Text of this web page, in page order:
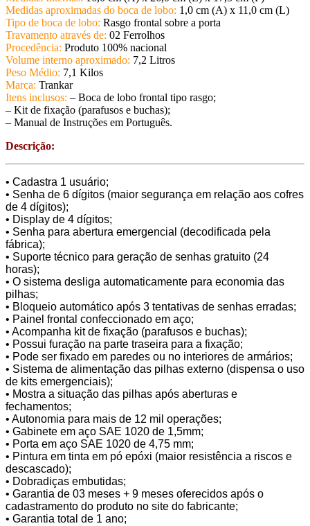
Medidas aproximadas do boca de lobo: 1,0 cm (A) x 11,0 cm (L)
Tipo de boca de lobo: Rasgo frontal sobre a porta
Travamento através de: 02 Ferrolhos
Procedência: Produto 100% nacional
Volume interno aproximado: 7,2 Litros
Peso Médio: 7,1 Kilos
Marca: Trankar
Itens inclusos: – Boca de lobo frontal tipo rasgo;
– Kit de fixação (parafusos e buchas);
– Manual de Instruções em Português.
Descrição:
• Cadastra 1 usuário;
• Senha de 6 dígitos (maior segurança em relação aos cofres
de 4 dígitos);
• Display de 4 dígitos;
• Senha para abertura emergencial (decodificada pela
fábrica);
• Suporte técnico para geração de senhas gratuito (24
horas);
• O sistema desliga automaticamente para economia das
pilhas;
• Bloqueio automático após 3 tentativas de senhas erradas;
• Painel frontal confeccionado em aço;
• Acompanha kit de fixação (parafusos e buchas);
• Possui furação na parte traseira para a fixação;
• Pode ser fixado em paredes ou no interiores de armários;
• Sistema de alimentação das pilhas externo (dispensa o uso
de kits emergenciais);
• Mostra a situação das pilhas após aberturas e
fechamentos;
• Autonomia para mais de 12 mil operações;
• Gabinete em aço SAE 1020 de 1,5mm;
• Porta em aço SAE 1020 de 4,75 mm;
• Pintura em tinta em pó epóxi (maior resistência a riscos e
descascado);
• Dobradiças embutidas;
• Garantia de 03 meses + 9 meses oferecidos após o
cadastramento do produto no site do fabricante;
• Garantia total de 1 ano;